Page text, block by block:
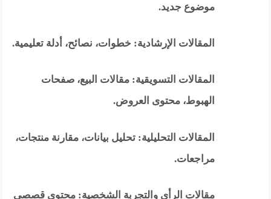
موضوع جديد.
المقالات الإرشادية: خطوات، نصائح، أدلة تعليمية.
المقالات التسويقية: مقالات البيع، صفحات
الهبوط، محتوى العروض.
المقالات التحليلية: تحليل بيانات، مقارنة منتجات،
مراجعات.
مقالات الرأي والتجربة الشخصية: محتوى قصصي